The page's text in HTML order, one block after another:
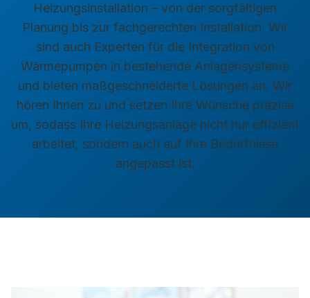
Heizungsinstallation – von der sorgfältigen
Planung bis zur fachgerechten Installation. Wir
sind auch Experten für die Integration von
Wärmepumpen in bestehende Anlagensysteme
und bieten maßgeschneiderte Lösungen an. Wir
hören Ihnen zu und setzen Ihre Wünsche präzise
um, sodass Ihre Heizungsanlage nicht nur effizient
arbeitet, sondern auch auf Ihre Bedürfnisse
angepasst ist.